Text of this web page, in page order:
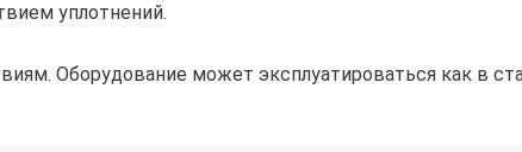
уплотнений.
Оборудование может эксплуатироваться как в